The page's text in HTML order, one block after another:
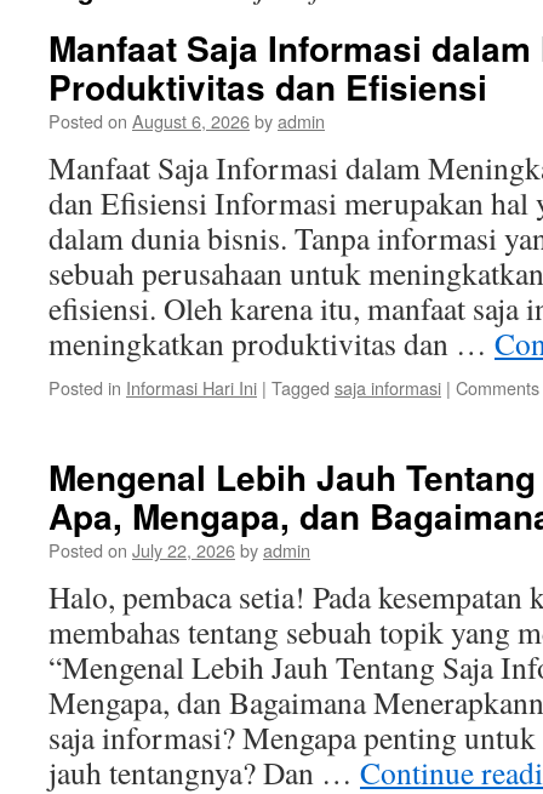
Manfaat Saja Informasi
Produktivitas dan Efisiensi
Posted on August 6, 2026byadmin
Manfaat Saja Informasi dalam
dan Efisiensi Informasi merupakan hal
dalam dunia bisnis. Tanpa informasi
sebuah perusahaan untuk
efisiensi. Oleh karena itu, manfaat saja
meningkatkan produktivitas dan …
Posted in Informasi Hari Ini | Tagged saja informasi |
Mengenal Lebih Jauh
Apa, Mengapa, dan
Posted on July 22, 2026byadmin
Halo, pembaca setia! Pada
membahas tentang sebuah topik yang
“Mengenal Lebih Jauh Tentang Saja
Mengapa, dan Bagaimana
saja informasi? Mengapa penting
jauh tentangnya? Dan … Continue